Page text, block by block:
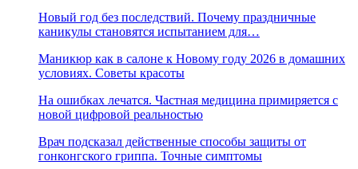
Новый год без последствий. Почему праздничные
каникулы становятся испытанием для…
Маникюр как в салоне к Новому году 2026 в домашних
условиях. Советы красоты
На ошибках лечатся. Частная медицина примиряется с
новой цифровой реальностью
Врач подсказал действенные способы защиты от
гонконгского гриппа. Точные симптомы